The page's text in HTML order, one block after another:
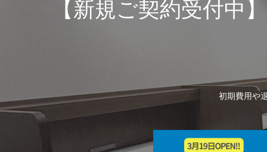
【新規ご契約受付中
初期費用や